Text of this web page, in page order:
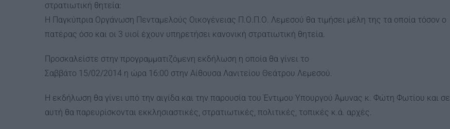
στρατιωτική θητεία:
Η Παγκύπρια Οργάνωση Πενταμελούς Οικογένειας Π.Ο.Π.Ο. Λεμεσού θα τιμήσει μέλη της τα οποία τόσον ο
πατέρας όσο και οι 3 υιοί έχουν υπηρετήσει κανονική στρατιωτική θητεία.
Προσκαλείστε στην προγραμματιζόμενη εκδήλωση η οποία θα γίνει το
Σαββάτο 15/02/2014 η ώρα 16:00 στην Αίθουσα Λανιτείου Θεάτρου Λεμεσού.
Η εκδήλωση θα γίνει υπό την αιγίδα και την παρουσία του Έντιμου Υπουργού Άμυνας κ. Φώτη Φωτίου και σε
αυτή θα παρευρίσκονται εκκλησιαστικές, στρατιωτικές, πολιτικές, τοπικές κ.ά. αρχές.